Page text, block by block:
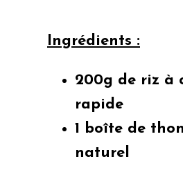
Ingrédients :
200g de riz à
rapide
1 boîte de
naturel